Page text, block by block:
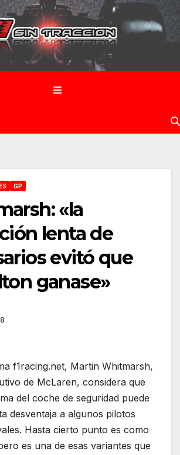
GP
«la
lenta de
evitó que
ganase»
f1racing.net, Martin Whitmarsh,
de McLaren, considera que
del coche de seguridad puede
desventaja a algunos pilotos
Hasta cierto punto es como
es una de esas variantes que